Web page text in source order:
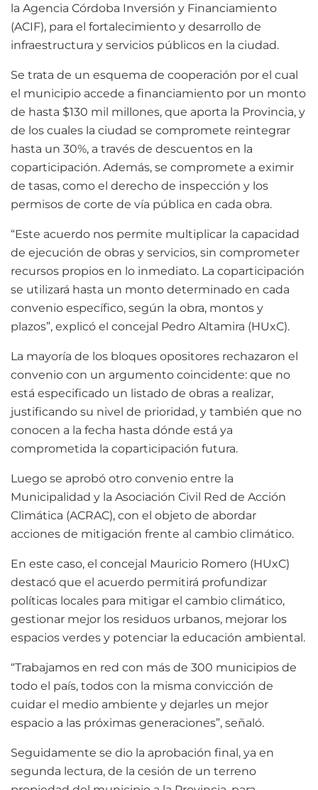
la Agencia Córdoba Inversión y Financiamiento
(ACIF), para el fortalecimiento y desarrollo de
infraestructura y servicios públicos en la ciudad.
Se trata de un esquema de cooperación por el cual
el municipio accede a financiamiento por un monto
de hasta $130 mil millones, que aporta la Provincia, y
de los cuales la ciudad se compromete reintegrar
hasta un 30%, a través de descuentos en la
coparticipación. Además, se compromete a eximir
de tasas, como el derecho de inspección y los
permisos de corte de vía pública en cada obra.
“Este acuerdo nos permite multiplicar la capacidad
de ejecución de obras y servicios, sin comprometer
recursos propios en lo inmediato. La coparticipación
se utilizará hasta un monto determinado en cada
convenio específico, según la obra, montos y
plazos”, explicó el concejal Pedro Altamira (HUxC).
La mayoría de los bloques opositores rechazaron el
convenio con un argumento coincidente: que no
está especificado un listado de obras a realizar,
justificando su nivel de prioridad, y también que no
conocen a la fecha hasta dónde está ya
comprometida la coparticipación futura.
Luego se aprobó otro convenio entre la
Municipalidad y la Asociación Civil Red de Acción
Climática (ACRAC), con el objeto de abordar
acciones de mitigación frente al cambio climático.
En este caso, el concejal Mauricio Romero (HUxC)
destacó que el acuerdo permitirá profundizar
políticas locales para mitigar el cambio climático,
gestionar mejor los residuos urbanos, mejorar los
espacios verdes y potenciar la educación ambiental.
“Trabajamos en red con más de 300 municipios de
todo el país, todos con la misma convicción de
cuidar el medio ambiente y dejarles un mejor
espacio a las próximas generaciones”, señaló.
Seguidamente se dio la aprobación final, ya en
segunda lectura, de la cesión de un terreno